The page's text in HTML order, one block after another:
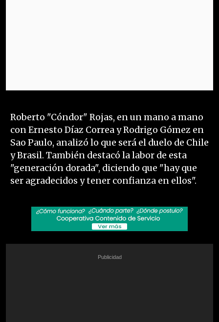
Roberto "Cóndor" Rojas, en un mano a mano
con Ernesto Díaz Correa y Rodrigo Gómez en
Sao Paulo, analizó lo que será el duelo de Chile
y Brasil. También destacó la labor de esta
"generación dorada", diciendo que "hay que
ser agradecidos y tener confianza en ellos".